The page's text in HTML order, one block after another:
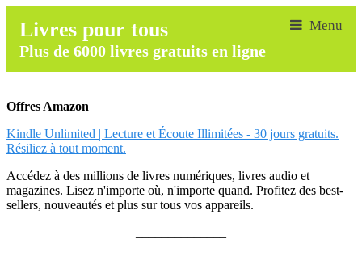
Livres pour tous
Plus de 6000 livres gratuits en ligne
Offres Amazon
Kindle Unlimited | Lecture et Écoute Illimitées - 30 jours gratuits.
Résiliez à tout moment.
Accédez à des millions de livres numériques, livres audio et
magazines. Lisez n'importe où, n'importe quand. Profitez des best-
sellers, nouveautés et plus sur tous vos appareils.